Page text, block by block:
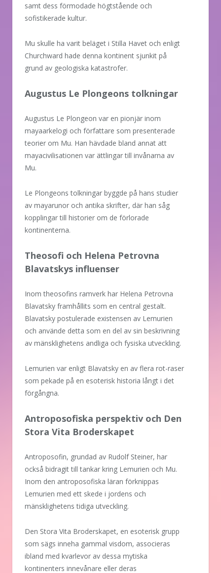
samt dess förmodade högtstående och
sofistikerade kultur.
Mu skulle ha varit beläget i Stilla Havet och enligt
Churchward hade denna kontinent sjunkit på
grund av geologiska katastrofer.
Augustus Le Plongeons tolkningar
Augustus Le Plongeon var en pionjär inom
mayaarkelogi och författare som presenterade
teorier om Mu. Han hävdade bland annat att
mayacivilisationen var ättlingar till invånarna av
Mu.
Le Plongeons tolkningar byggde på hans studier
av mayarunor och antika skrifter, där han såg
kopplingar till historier om de förlorade
kontinenterna.
Theosofi och Helena Petrovna
Blavatskys influenser
Inom theosofins ramverk har Helena Petrovna
Blavatsky framhållits som en central gestalt.
Blavatsky postulerade existensen av Lemurien
och använde detta som en del av sin beskrivning
av mänsklighetens andliga och fysiska utveckling.
Lemurien var enligt Blavatsky en av flera rot-raser
som pekade på en esoterisk historia långt i det
förgångna.
Antroposofiska perspektiv och Den
Stora Vita Broderskapet
Antroposofin, grundad av Rudolf Steiner, har
också bidragit till tankar kring Lemurien och Mu.
Inom den antroposofiska läran förknippas
Lemurien med ett skede i jordens och
mänsklighetens tidiga utveckling.
Den Stora Vita Broderskapet, en esoterisk grupp
som sägs inneha gammal visdom, associeras
ibland med kvarlevor av dessa mytiska
kontinenters innevånare eller deras